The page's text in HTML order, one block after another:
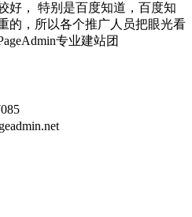
好， 特别是百度知道，百度知
的，所以各个推广人员把眼光看
专业建站团